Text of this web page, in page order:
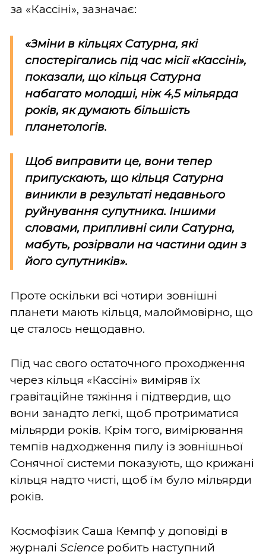
за «Кассіні», зазначає:
«Зміни в кільцях Сатурна, які
спостерігались під час місії «Кассіні»,
показали, що кільця Сатурна
набагато молодші, ніж 4,5 мільярда
років, як думають більшість
планетологів.
Щоб виправити це, вони тепер
припускають, що кільця Сатурна
виникли в результаті недавнього
руйнування супутника. Іншими
словами, припливні сили Сатурна,
мабуть, розірвали на частини один з
його супутників».
Проте оскільки всі чотири зовнішні
планети мають кільця, малоймовірно, що
це сталось нещодавно.
Під час свого остаточного проходження
через кільця «Кассіні» виміряв їх
гравітаційне тяжіння і підтвердив, що
вони занадто легкі, щоб протриматися
мільярди років. Крім того, вимірювання
темпів надходження пилу із зовнішньої
Сонячної системи показують, що крижані
кільця надто чисті, щоб їм було мільярди
років.
Космофізик Саша Кемпф у доповіді в
журналі Science робить наступний